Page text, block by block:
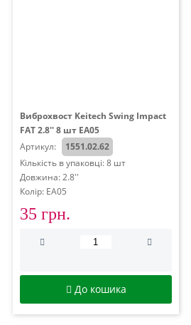
Виброхвост Keitech Swing Impact
FAT 2.8'' 8 шт EA05
Артикул:
1551.02.62
Кількість в упаковці: 8 шт
Довжина: 2.8''
Колір: EA05
35 грн.
До кошика